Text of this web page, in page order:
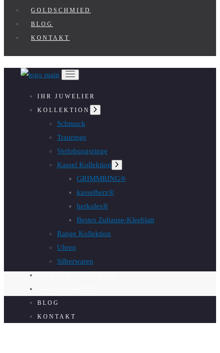
GOLDSCHMIED
BLOG
KONTAKT
IHR JUWELIER
KOLLEKTION
Untermenü
anzeigen
Schmuck
Trauringe
Verlobungsringe
Kassel Kollektion Untermenü
anzeigen
GRIMMRING®
kasselherz®
herkules®
Bestes Zuhause-Kleeblatt
Range Kollektion
Uhren
Silberwaren
BLOG
KONTAKT